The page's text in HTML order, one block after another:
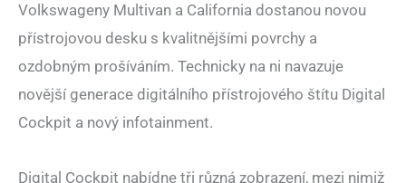
Volkswageny Multivan a California dostanou novou
přístrojovou desku s kvalitnějšími povrchy a
ozdobným prošíváním. Technicky na ni navazuje
novější generace digitálního přístrojového štítu Digital
Cockpit a nový infotainment.
Digital Cockpit nabídne tři různá zobrazení, mezi nimiž